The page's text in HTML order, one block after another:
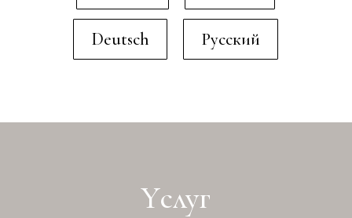
Deutsch Русский
Yслуг